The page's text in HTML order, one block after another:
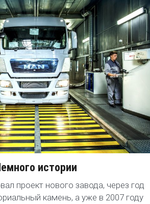
истории
проект нового завода, через год
камень, а уже в 2007 году